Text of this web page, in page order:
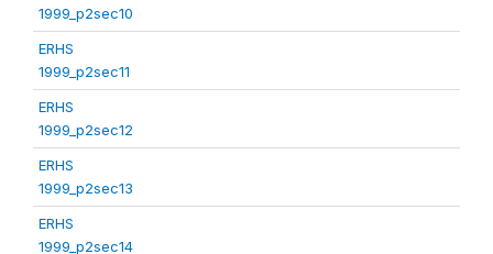
1999_p2sec10
ERHS
1999_p2sec11
ERHS
1999_p2sec12
ERHS
1999_p2sec13
ERHS
1999_p2sec14